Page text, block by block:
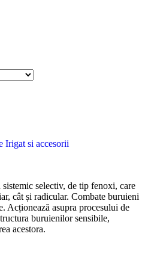
Irigat si accesorii
selectiv, de tip fenoxi, care
cât și radicular. Combate buruieni
Acționează asupra procesului de
buruienilor sensibile,
acestora.